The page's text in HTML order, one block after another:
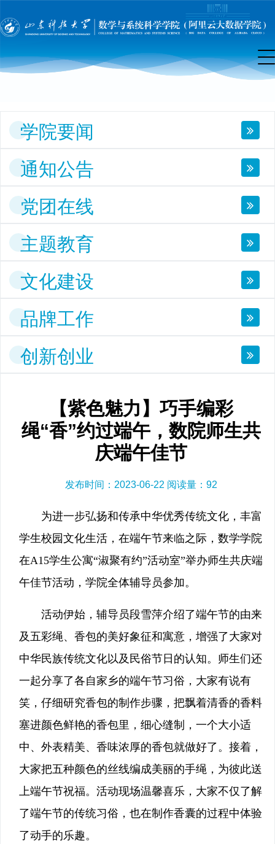
院
页
学院要闻
通知公告
党团在线
主题教育
文化建设
品牌工作
创新创业
【紫色魅力】巧手编彩
绳“香”约过端午，数院师生共
庆端午佳节
发布时间：2023-06-22 阅读量： 92
为进一步弘扬和传承中华优秀传统文化，丰富
学生校园文化生活，在端午节来临之际，数学学院
在A15学生公寓“淑聚有约”活动室”举办师生共庆端
午佳节活动，学院全体辅导员参加。
活动伊始，辅导员段雪萍介绍了端午节的由来
及五彩绳、香包的美好象征和寓意，增强了大家对
中华民族传统文化以及民俗节日的认知。师生们还
一起分享了各自家乡的端午节习俗，大家有说有
笑，仔细研究香包的制作步骤，把飘着清香的香料
塞进颜色鲜艳的香包里，细心缝制，一个大小适
中、外表精美、香味浓厚的香包就做好了。接着，
大家把五种颜色的丝线编成美丽的手绳，为彼此送
上端午节祝福。活动现场温馨喜乐，大家不仅了解
了端午节的传统习俗，也在制作香囊的过程中体验
了动手的乐趣。